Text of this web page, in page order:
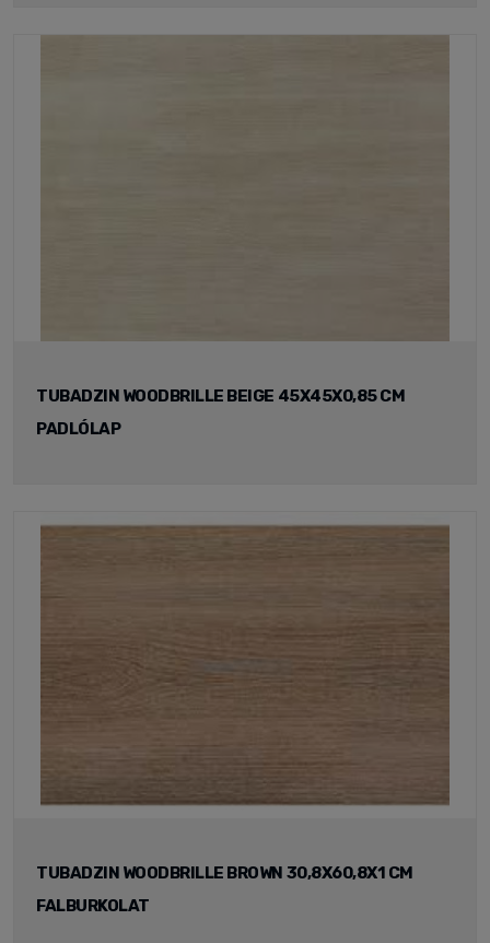
TUBADZIN WOODBRILLE BEIGE 45X45X0,85 CM
PADLÓLAP
TUBADZIN WOODBRILLE BROWN 30,8X60,8X1 CM
FALBURKOLAT